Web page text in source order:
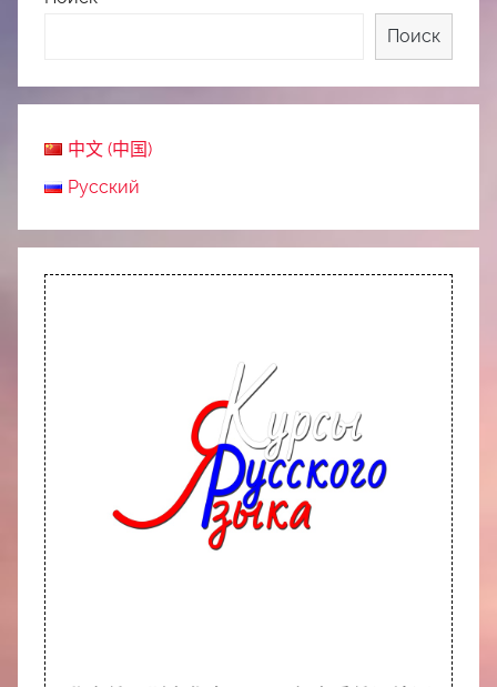
Поиск
中文 (中国)
Русский